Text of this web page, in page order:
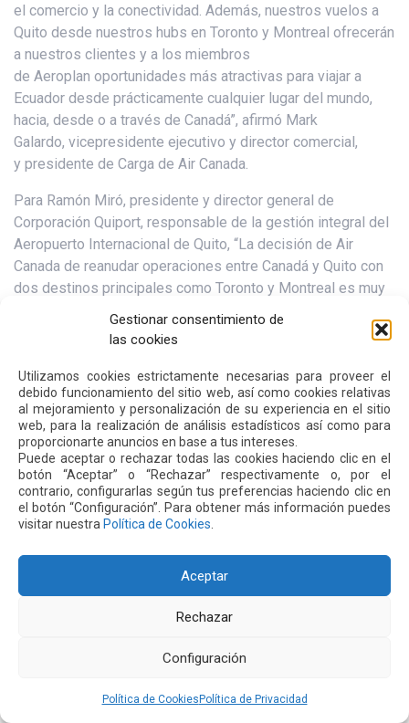
Gestionar consentimiento de
las cookies
Utilizamos cookies estrictamente necesarias para proveer el
debido funcionamiento del sitio web, así como cookies relativas
al mejoramiento y personalización de su experiencia en el sitio
web, para la realización de análisis estadísticos así como para
proporcionarte anuncios en base a tus intereses.
Puede aceptar o rechazar todas las cookies haciendo clic en el
botón “Aceptar” o “Rechazar” respectivamente o, por el
contrario, configurarlas según tus preferencias haciendo clic en
el botón “Configuración”. Para obtener más información puedes
visitar nuestra Política de Cookies
Aceptar
Rechazar
Configuración
Política de Cookies Política de Privacidad
el comercio y la conectividad. Además, nuestros vuelos a
Quito desde nuestros hubs en Toronto y Montreal ofrecerán
a nuestros clientes y a los miembros
de Aeroplan oportunidades más atractivas para viajar a
Ecuador desde prácticamente cualquier lugar del mundo,
hacia, desde o a través de Canadá”, afirmó Mark
Galardo, vicepresidente ejecutivo y director comercial,
y presidente de Carga de Air Canada.
Para Ramón Miró, presidente y director general de
Corporación Quiport, responsable de la gestión integral del
Aeropuerto Internacional de Quito, “La decisión de Air
Canada de reanudar operaciones entre Canadá y Quito con
dos destinos principales como Toronto y Montreal es muy
importante pues estamos recuperando un mercado con
mucho potencialpara el turismo y los negocios. Con estas
escalas desde Quito, reforzando nuestra posición como la
principal puerta de entrada al Ecuador y como la ciudad
mejor conectada del país”.
Siguiente Anterior